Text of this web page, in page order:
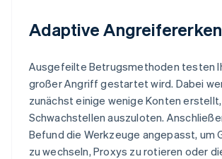
Adaptive
Ausgefeilte Betrugsmethoden testen
großer Angriff gestartet wird. Dabei
zunächst einige wenige Konten erstellt,
Schwachstellen auszuloten.
Befund die Werkzeuge angepasst, um
zu wechseln, Proxys zu rotieren oder